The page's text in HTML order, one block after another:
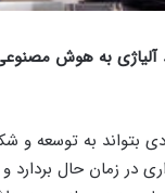
آلیاژی به هوش
بتواند به توسعه و
در زمان حال بردارد